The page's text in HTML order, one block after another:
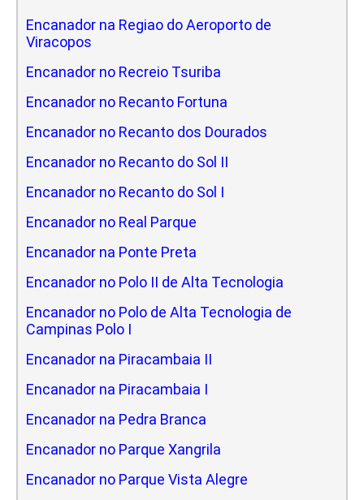
Encanador na Regiao do Aeroporto de
Viracopos
Encanador no Recreio Tsuriba
Encanador no Recanto Fortuna
Encanador no Recanto dos Dourados
Encanador no Recanto do Sol II
Encanador no Recanto do Sol I
Encanador no Real Parque
Encanador na Ponte Preta
Encanador no Polo II de Alta Tecnologia
Encanador no Polo de Alta Tecnologia de
Campinas Polo I
Encanador na Piracambaia II
Encanador na Piracambaia I
Encanador na Pedra Branca
Encanador no Parque Xangrila
Encanador no Parque Vista Alegre